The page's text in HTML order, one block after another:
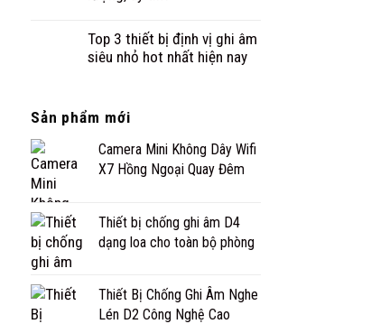
Top 3 thiết bị định vị ghi âm
siêu nhỏ hot nhất hiện nay
Sản phẩm mới
Camera Mini Không Dây Wifi
X7 Hồng Ngoại Quay Đêm
Thiết bị chống ghi âm D4
dạng loa cho toàn bộ phòng
Thiết Bị Chống Ghi Âm Nghe
Lén D2 Công Nghệ Cao